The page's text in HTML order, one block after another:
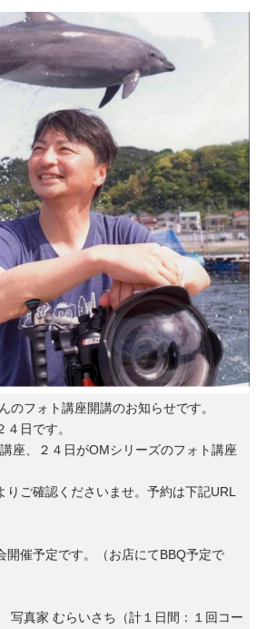
のフォト講座開講のお知らせです。
日です。
座、２４日がOMシリーズのフォト講座
ご確認くださいませ。予約は下記URL
開催予定です。（お店にてBBQ予定で
真家 むらいさち（計１日間：１回コー